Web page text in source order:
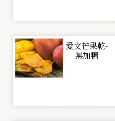
愛文芒果乾-
無加糖